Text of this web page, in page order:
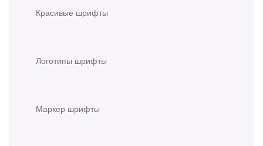
Красивые шрифты
Логотипы шрифты
Маркер шрифты